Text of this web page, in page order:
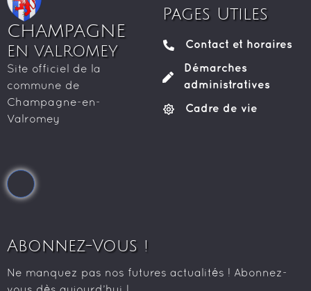
CHAMPAGNE
EN VALROMEY
Site officiel de la
commune de
Champagne-en-
Valromey
Pages Utiles
Contact et horaires
Démarches
administratives
Cadre de vie
Abonnez-Vous !
Ne manquez pas nos futures actualités ! Abonnez-